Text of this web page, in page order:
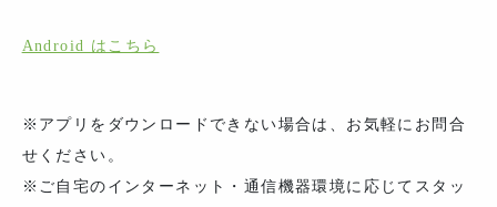
Android はこちら
※アプリをダウンロードできない場合は、お気軽にお問合
せください。
※ご自宅のインターネット・通信機器環境に応じてスタッ